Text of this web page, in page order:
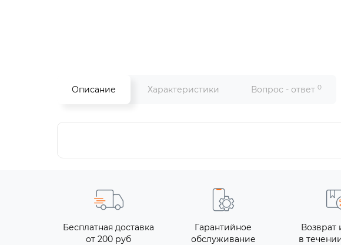
Описание Характеристики Вопрос - ответ 0
Бесплатная доставка
от 200 руб
Гарантийное
обслуживание
Возврат
в